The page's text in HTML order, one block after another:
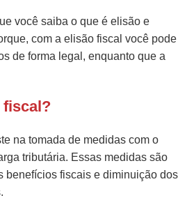
você saiba o que é elisão e
com a elisão fiscal você pode
de forma legal, enquanto que a
fiscal?
na tomada de medidas com o
tributária. Essas medidas são
benefícios fiscais e diminuição dos